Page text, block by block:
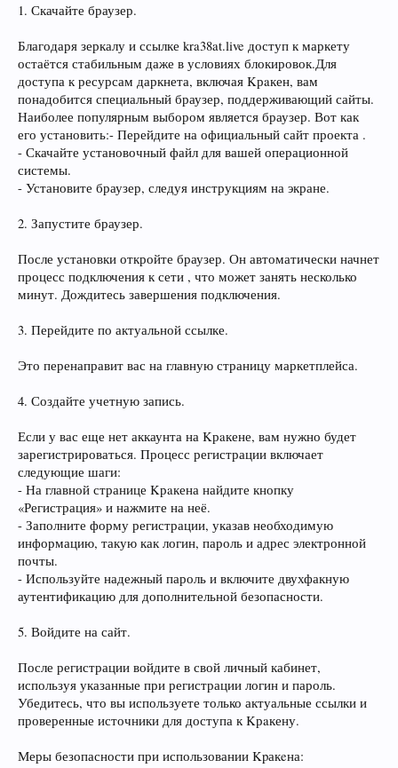
1. Скачайте браузер.
Благодаря зеркалу и ссылке kra38at.live доступ к маркету
остаётся стабильным даже в условиях блокировок.Для
доступа к ресурсам даркнета, включая Kрaкен, вам
понадобится специальный браузер, поддерживающий сайты.
Наиболее популярным выбором является браузер. Вот как
его установить:- Перейдите на официальный сайт проекта .
- Скачайте установочный файл для вашей операционной
системы.
- Установите браузер, следуя инструкциям на экране.
2. Запустите браузер.
После установки откройте браузер. Он автоматически начнет
процесс подключения к сети , что может занять несколько
минут. Дождитесь завершения подключения.
3. Перейдите по актуальной ссылке.
Это перенаправит вас на главную страницу маркетплейса.
4. Создайте учетную запись.
Если у вас еще нет аккаунта на Kрaкене, вам нужно будет
зарегистрироваться. Процесс регистрации включает
следующие шаги:
- На главной странице Kрaкена найдите кнопку
«Регистрация» и нажмите на неё.
- Заполните форму регистрации, указав необходимую
информацию, такую как логин, пароль и адрес электронной
почты.
- Используйте надежный пароль и включите двухфакную
аутентификацию для дополнительной безопасности.
5. Войдите на сайт.
После регистрации войдите в свой личный кабинет,
используя указанные при регистрации логин и пароль.
Убедитесь, что вы используете только актуальные ссылки и
проверенные источники для доступа к Kрaкену.
Меры безопасности при использовании Kpакeна: